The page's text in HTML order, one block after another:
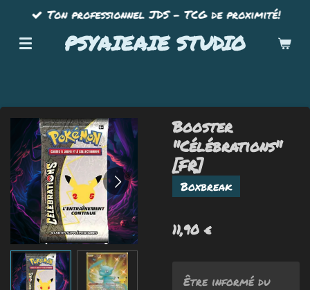
Passer
contenu
PSYAIEAIE STUDIO
Ton professionnel JDS - TCG de proximité!
Booster
"Célébrations"
[FR]
Boxbreak
11,90 €
Être informé du